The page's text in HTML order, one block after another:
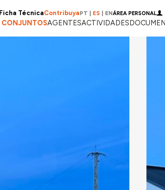
Ficha TécnicaContribuyaPT ES ENÁREA PERSONAL
CONJUNTOSAGENTESACTIVIDADES